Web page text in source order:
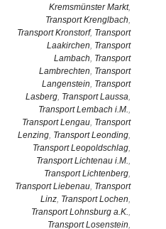
Kremsmünster Markt,
Transport Krenglbach,
Transport Kronstorf, Transport
Laakirchen, Transport
Lambach, Transport
Lambrechten, Transport
Langenstein, Transport
Lasberg, Transport Laussa,
Transport Lembach i.M.,
Transport Lengau, Transport
Lenzing, Transport Leonding,
Transport Leopoldschlag,
Transport Lichtenau i.M.,
Transport Lichtenberg,
Transport Liebenau, Transport
Linz, Transport Lochen,
Transport Lohnsburg a.K.,
Transport Losenstein,